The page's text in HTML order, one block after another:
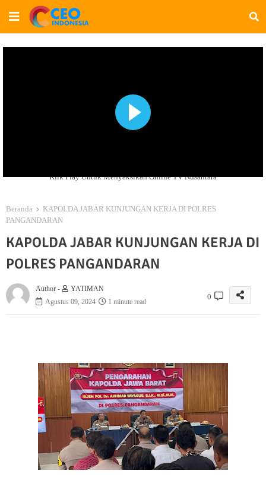
Klik Play Untuk Menyaksikan Online TV Nusantara
Beranda
KAPOLDA JABAR KUNJUNGAN KERJA DI POLRES
PANGANDARAN
KAPOLDA JABAR KUNJUNGAN KERJA DI
POLRES PANGANDARAN
Author -
YATIMAN
Agustus 09, 2024
1 minute read
0